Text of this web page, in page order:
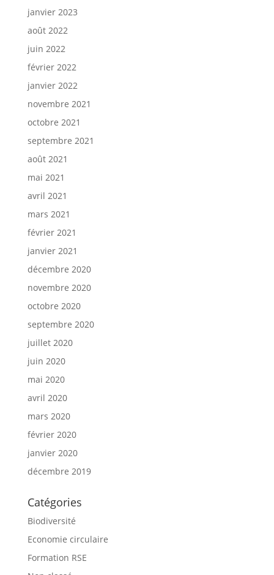
janvier 2023
août 2022
juin 2022
février 2022
janvier 2022
novembre 2021
octobre 2021
septembre 2021
août 2021
mai 2021
avril 2021
mars 2021
février 2021
janvier 2021
décembre 2020
novembre 2020
octobre 2020
septembre 2020
juillet 2020
juin 2020
mai 2020
avril 2020
mars 2020
février 2020
janvier 2020
décembre 2019
Catégories
Biodiversité
Economie circulaire
Formation RSE